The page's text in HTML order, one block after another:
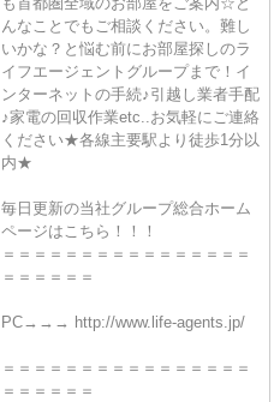
んなことでもご相談ください。難し
いかな？と悩む前にお部屋探しのラ
イフエージェントグループまで！イ
ンターネットの手続♪引越し業者手配
♪家電の回収作業etc..お気軽にご連絡
ください★各線主要駅より徒歩1分以
内★
毎日更新の当社グループ総合ホーム
ページはこちら！！！
＝＝＝＝＝＝＝＝＝＝＝＝＝＝＝＝
＝＝＝＝＝＝
PC→→→ http://www.life-agents.jp/
＝＝＝＝＝＝＝＝＝＝＝＝＝＝＝＝
＝＝＝＝＝＝